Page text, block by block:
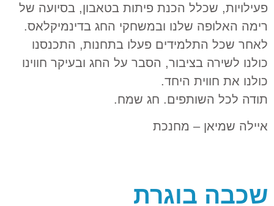
פעילויות, שכלל הכנת פיתות בטאבון, בסיועה של
רימה האלופה שלנו ובמשחקי החג בדינמיקלאס.
לאחר שכל התלמידים פעלו בתחנות, התכנסנו
כולנו לשירה בציבור, הסבר על החג ובעיקר חווינו
כולנו את חווית היחד.
תודה לכל השותפים. חג שמח.
איילה שמיאן – מחנכת
שכבה בוגרת